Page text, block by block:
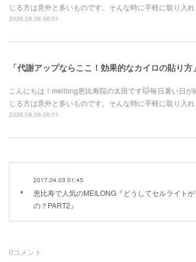
じる方は意外と多いものです。そんな時に手軽に取り入
2026.08.06 06:01
「代謝アップならここ！効果的なカイロの貼り
こんにちは！meilong恵比寿院の太田です🐱毎日暑い日
じる方は意外と多いものです。そんな時に手軽に取り入
2026.08.06 06:01
2017.04.03 01:45
恵比寿で人気のMEILONG『どうしてセルライト
の？PART2』
0コメント